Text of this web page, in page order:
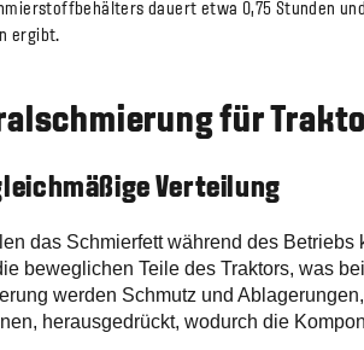
dauert etwa 0,75 Stunden
ergibt.
für
Verteilung
das Schmierfett während des
beweglichen Teile des Traktors, was
werden Schmutz und
herausgedrückt, wodurch die